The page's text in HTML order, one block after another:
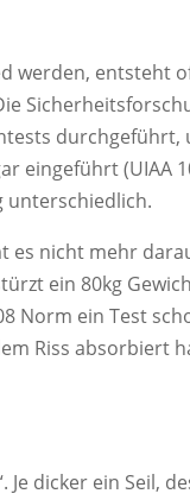
werden, entsteht
durchgeführt,
eingeführt (UIAA
unterschiedlich.
es nicht mehr
ein 80kg
Norm ein Test
Riss absorbiert
dicker ein Seil,